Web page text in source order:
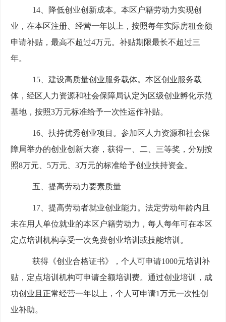
14、降低创业创新成本。本区户籍劳动力实现创
业，在本区注册、经营一年以上，按照每年实际房租金额
申请补贴，最高不超过4万元。补贴期限最长不超过三
年。
15、建设高质量创业服务载体。本区创业服务载
体，经区人力资源和社会保障局认定为区级创业孵化示范
基地，按照3万元标准给予一次性运作补贴。
16、扶持优秀创业项目。参加区人力资源和社会保
障局举办的创业创新大赛，获得一、二、三等奖，分别按
照8万元、5万元、3万元的标准给予创业扶持资金。
五、提高劳动力要素质量
17、提高劳动者就业创业能力。法定劳动年龄内且
未在用人单位就业的本区户籍劳动力，每人每年可在本区
定点培训机构享受一次免费创业培训或技能培训。
获得《创业合格证书》，个人可申请1000元培训补
贴，定点培训机构可申请全额培训费。通过创业培训，成
功创业且正常经营一年以上，个人可申请1万元一次性创
业补助。